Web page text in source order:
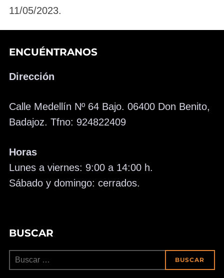
11/05/2023.
ENCUÉNTRANOS
Dirección
Calle Medellín Nº 64 Bajo. 06400 Don Benito,
Badajoz. Tfno: 924822409
Horas
Lunes a viernes: 9:00 a 14:00 h.
Sábado y domingo: cerrados.
BUSCAR
Buscar:
BUSCAR